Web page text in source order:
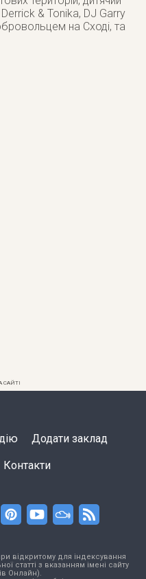
& Tonika, DJ Garry
на Сході, та
САЙТІ
Додати заклад
Контакти
відкритому для індексування
статті з вказанням імені сайту
Онлайн).